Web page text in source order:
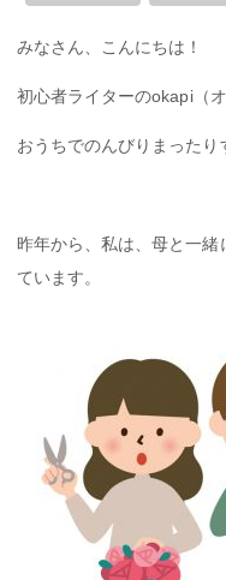
みなさん、こんにちは！
初心者ライターのokapi（オ
おうちでのんびりまったり
昨年から、私は、母と一
ています。